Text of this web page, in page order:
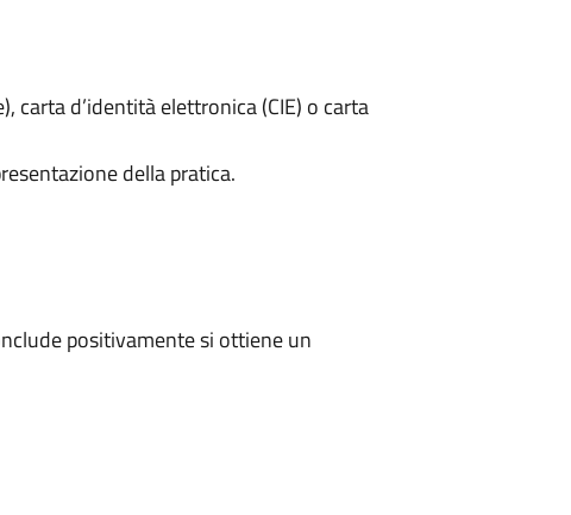
carta d’identità elettronica (CIE) o carta
della pratica.
positivamente si ottiene un